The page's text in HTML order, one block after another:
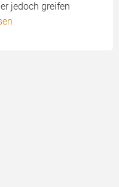
jedoch greifen